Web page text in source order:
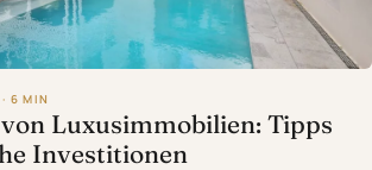
6 MIN
Luxusimmobilien: Tipps
Investitionen